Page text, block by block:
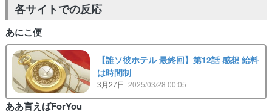
各サイトでの反応
あにこ便
【誰ソ彼ホテル 最終回】第12話 感想 給料
は時間制
3月27日 2025/03/28 00:05
ああ言えばForYou